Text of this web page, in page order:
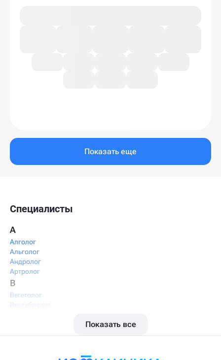
Показать еще
Специалисты
А
Алголог
Альголог
Андролог
Артролог
В
Вегетолог
Вертебролог
Висцеральный массажист
Врач интегративной медицины
Показать все